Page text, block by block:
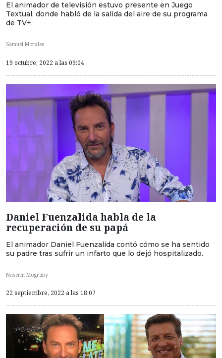
El animador de televisión estuvo presente en Juego
Textual, donde habló de la salida del aire de su programa
de TV+.
Samuel Morales
19 octubre, 2022 a las 09:04
Daniel Fuenzalida habla de la
recuperación de su papá
El animador Daniel Fuenzalida contó cómo se ha sentido
su padre tras sufrir un infarto que lo dejó hospitalizado.
Naserin Mograby
22 septiembre, 2022 a las 18:07